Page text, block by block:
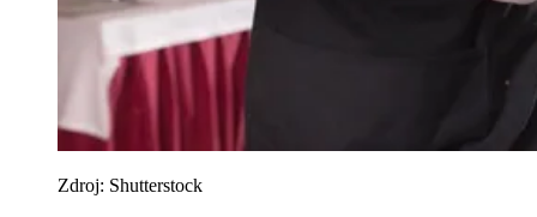
Zdroj: Shutterstock